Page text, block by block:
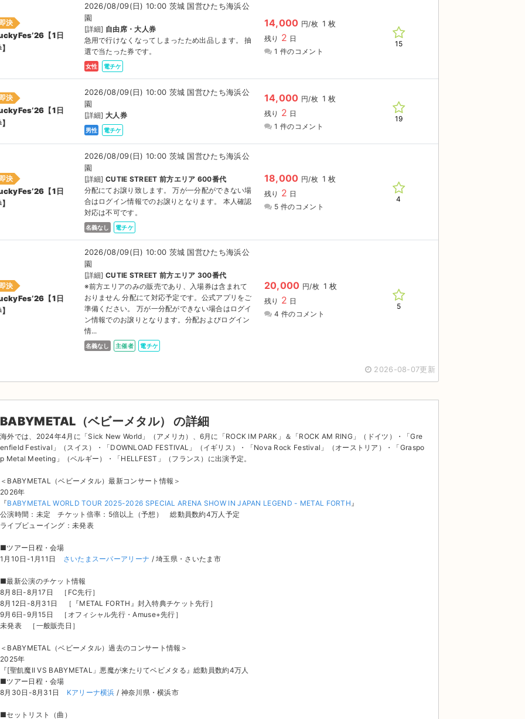
決
【1日
2026/08/09(日) 10:00 茨城 国営ひたち海浜公
園
[詳細] 自由席・大人券
急用で行けなくなってしまったため出品します。 抽
選で当たった券です。
女性 電チケ
14,000 円/枚 1 枚
残り 2 日
1 件のコメント
15
決
【1日
2026/08/09(日) 10:00 茨城 国営ひたち海浜公
園
[詳細]大人券
男性 電チケ
14,000 円/枚 1 枚
残り 2 日
1 件のコメント
19
決
【1日
2026/08/09(日) 10:00 茨城 国営ひたち海浜公
園
[詳細]CUTIE STREET 前方エリア 600番代
分配にてお譲り致します。 万が一分配ができない場
合はログイン情報でのお譲りとなります。 本人確認
対応は不可です。
名義なし 電チケ
18,000 円/枚 1 枚
残り 2 日
5 件のコメント
4
決
【1日
2026/08/09(日) 10:00 茨城 国営ひたち海浜公
園
[詳細]CUTIE STREET 前方エリア 300番代
※前方エリアのみの販売であり、入場券は含まれて
おりません 分配にて対応予定です。公式アプリをご
準備ください。 万が一分配ができない場合はログイ
ン情報でのお譲りとなります。分配およびログイン
情...
名義なし 主催者 電チケ
20,000 円/枚 1 枚
残り 2 日
4 件のコメント
5
2026-08-07更新
BABYMETAL（ベビーメタル） の詳細
海外では、2024年4月に「Sick New World」（アメリカ）、6月に「ROCK IM PARK」＆「ROCK AM RING」（ドイツ）・「Gre
enfield Festival」（スイス）・「DOWNLOAD FESTIVAL」（イギリス）・「Nova Rock Festival」（オーストリア）・「Graspo
p Metal Meeting」（ベルギー）・「HELLFEST」（フランス）に出演予定。
＜BABYMETAL（ベビーメタル）最新コンサート情報＞
2026年
『BABYMETAL WORLD TOUR 2025-2026 SPECIAL ARENA SHOW IN JAPAN LEGEND - METAL FORTH 』
公演時間：未定 チケット倍率：5倍以上（予想） 総動員数約4万人予定
ライブビューイング：未発表
■ツアー日程・会場
1月10日-1月11日 さいたまスーパーアリーナ / 埼玉県・さいたま市
■最新公演のチケット情報
8月8日-8月17日 ［FC先行］
8月12日-8月31日 ［『METAL FORTH』封入特典チケット先行］
9月6日-9月15日 ［オフィシャル先行・Amuse+先行］
未発表 ［一般販売日］
＜BABYMETAL（ベビーメタル）過去のコンサート情報＞
2025年
『[聖飢魔II VS BABYMETAL」悪魔が来たりてベビメタる』総動員数約4万人
■ツアー日程・会場
8月30日-8月31日 Kアリーナ横浜 / 神奈川県・横浜市
■セットリスト（曲）